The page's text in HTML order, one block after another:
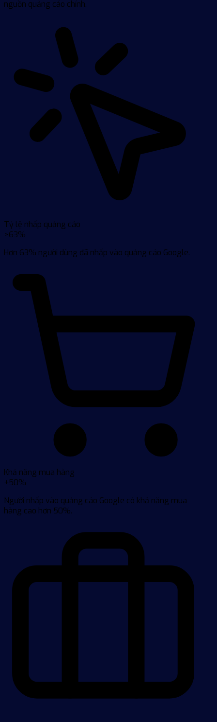
nguồn quảng cáo chính.
Tỷ lệ nhấp quảng cáo
>63%
Hơn 63% người dùng đã nhấp vào quảng cáo Google.
Khả năng mua hàng
+50%
Người nhấp vào quảng cáo Google có khả năng mua
hàng cao hơn 50%.